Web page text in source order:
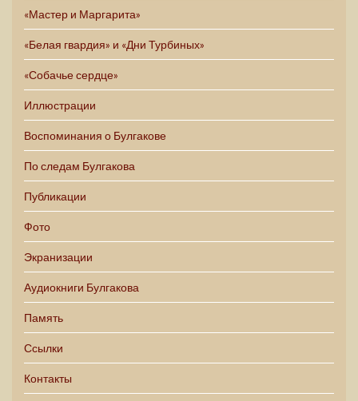
«Мастер и Маргарита»
«Белая гвардия» и «Дни Турбиных»
«Собачье сердце»
Иллюстрации
Воспоминания о Булгакове
По следам Булгакова
Публикации
Фото
Экранизации
Аудиокниги Булгакова
Память
Ссылки
Контакты